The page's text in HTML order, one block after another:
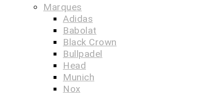
Marques
Adidas
Babolat
Black Crown
Bullpadel
Head
Munich
Nox